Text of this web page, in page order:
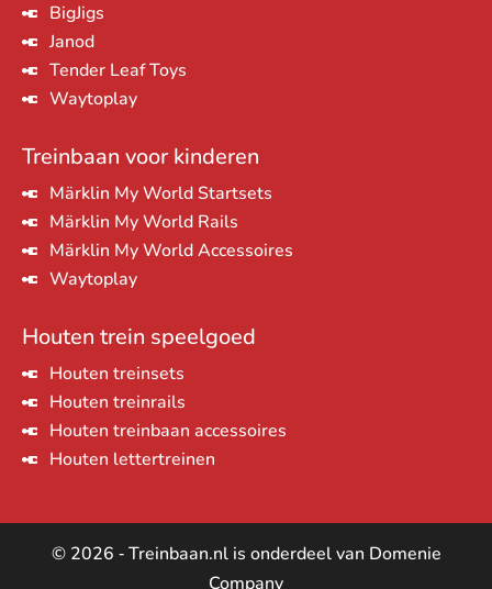
BigJigs
Janod
Tender Leaf Toys
Waytoplay
Treinbaan voor kinderen
Märklin My World Startsets
Märklin My World Rails
Märklin My World Accessoires
Waytoplay
Houten trein speelgoed
Houten treinsets
Houten treinrails
Houten treinbaan accessoires
Houten lettertreinen
© 2026 ‐ Treinbaan.nl is onderdeel van Domenie
Company